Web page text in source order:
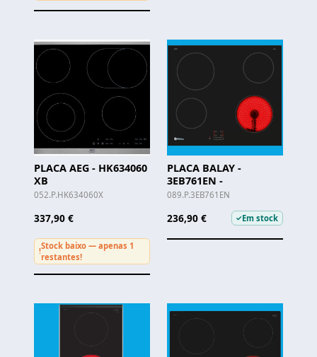
PLACA AEG - HK634060
XB
052.P.HK634060X
337,90 €
!
Stock baixo — apenas 1
restantes!
PLACA BALAY -
3EB761EN -
089.P.3EB761EN
236,90 € ✓Em stock